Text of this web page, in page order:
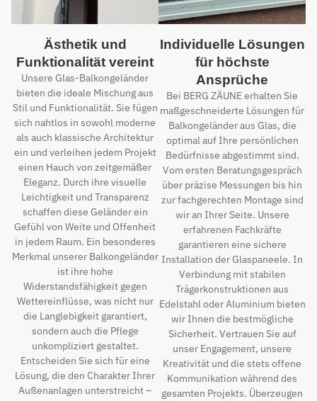
Ästhetik und
Funktionalität vereint
Unsere Glas-Balkongeländer
bieten die ideale Mischung aus
Stil und Funktionalität. Sie fügen
sich nahtlos in sowohl moderne
als auch klassische Architektur
ein und verleihen jedem Projekt
einen Hauch von zeitgemäßer
Eleganz. Durch ihre visuelle
Leichtigkeit und Transparenz
schaffen diese Geländer ein
Gefühl von Weite und Offenheit
in jedem Raum. Ein besonderes
Merkmal unserer Balkongeländer
ist ihre hohe
Widerstandsfähigkeit gegen
Wettereinflüsse, was nicht nur
die Langlebigkeit garantiert,
sondern auch die Pflege
unkompliziert gestaltet.
Entscheiden Sie sich für eine
Lösung, die den Charakter Ihrer
Außenanlagen unterstreicht –
Individuelle Lösungen
für höchste
Ansprüche
Bei BERG ZÄUNE erhalten Sie
maßgeschneiderte Lösungen für
Balkongeländer aus Glas, die
optimal auf Ihre persönlichen
Bedürfnisse abgestimmt sind.
Vom ersten Beratungsgespräch
über präzise Messungen bis hin
zur fachgerechten Montage sind
wir an Ihrer Seite. Unsere
erfahrenen Fachkräfte
garantieren eine sichere
Installation der Glaspaneele. In
Verbindung mit stabilen
Trägerkonstruktionen aus
Edelstahl oder Aluminium bieten
wir Ihnen die bestmögliche
Sicherheit. Vertrauen Sie auf
unser Engagement, unsere
Kreativität und die stets offene
Kommunikation während des
gesamten Projekts. Überzeugen